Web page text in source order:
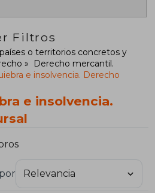
Filtros
o territorios concretos y
Derecho mercantil.
e insolvencia. Derecho
e insolvencia.